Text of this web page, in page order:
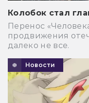
Колобок стал
Перенос
продвижения
далеко не все.
Новости